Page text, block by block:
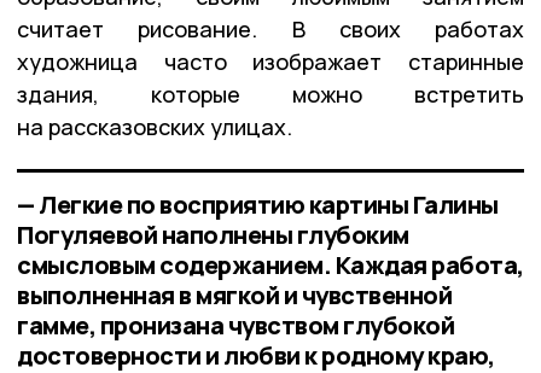
считает рисование. В своих работах
художница часто изображает старинные
здания, которые можно встретить
на рассказовских улицах.
— Легкие по восприятию картины Галины
Погуляевой наполнены глубоким
смысловым содержанием. Каждая работа,
выполненная в мягкой и чувственной
гамме, пронизана чувством глубокой
достоверности и любви к родному краю,